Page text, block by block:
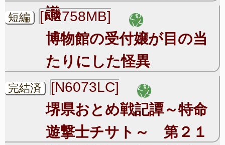
識
短編 [N2758MB]
博物館の受付嬢が目の当
たりにした怪異
完結済 [N6073LC]
堺県おとめ戦記譚～特命
遊撃士チサト～ 第２１